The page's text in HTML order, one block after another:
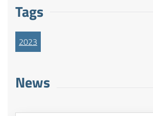
Tags
2023
News